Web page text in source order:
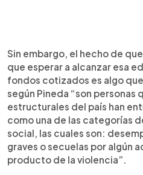
Sin embargo, el hecho de
que esperar a alcanzar esa
fondos cotizados es algo
según Pineda “son personas
estructurales del país han
como una de las categorías
social, las cuales son:
graves o secuelas por algún
producto de la violencia”.